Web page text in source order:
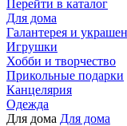
Перейти в каталог
Для дома
Галантерея и
Игрушки
Хобби и творчество
Прикольные подарки
Канцелярия
Одежда
Для дома Для дома